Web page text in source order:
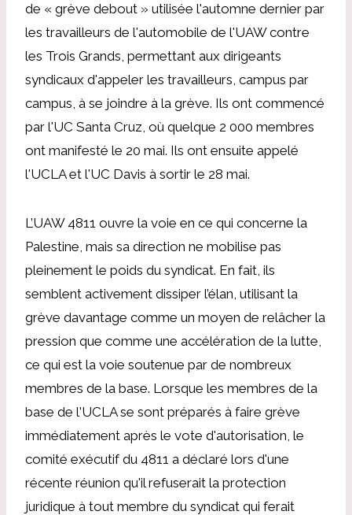
de « grève debout » utilisée l'automne dernier par
les travailleurs de l'automobile de l'UAW contre
les Trois Grands, permettant aux dirigeants
syndicaux d'appeler les travailleurs, campus par
campus, à se joindre à la grève. Ils ont commencé
par l'UC Santa Cruz, où quelque 2 000 membres
ont manifesté le 20 mai. Ils ont ensuite appelé
l'UCLA et l'UC Davis à sortir le 28 mai.
L’UAW 4811 ouvre la voie en ce qui concerne la
Palestine, mais sa direction ne mobilise pas
pleinement le poids du syndicat. En fait, ils
semblent activement dissiper l’élan, utilisant la
grève davantage comme un moyen de relâcher la
pression que comme une accélération de la lutte,
ce qui est la voie soutenue par de nombreux
membres de la base. Lorsque les membres de la
base de l'UCLA se sont préparés à faire grève
immédiatement après le vote d'autorisation, le
comité exécutif du 4811 a déclaré lors d'une
récente réunion qu'il refuserait la protection
juridique à tout membre du syndicat qui ferait